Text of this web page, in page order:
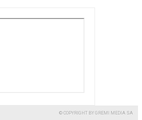
© COPYRIGHT BY GREMI MEDIA SA